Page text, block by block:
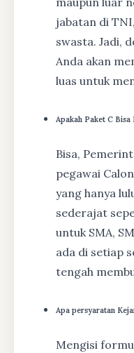
jabatan di
swasta. Jadi,
Anda akan
luas untuk
Apakah Paket C Bisa
Bisa,
pegawai
yang hanya
sederajat
untuk SMA,
ada di setiap
tengah
Apa persyaratan
Mengisi